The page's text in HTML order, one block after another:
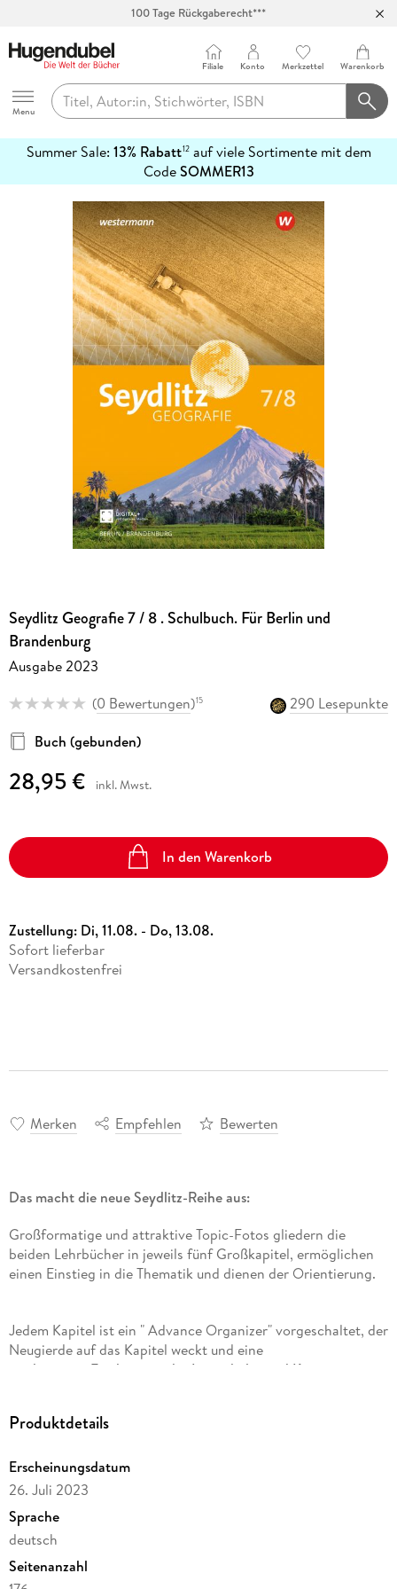
100 Tage Rückgaberecht***
Hugendubel
Menu
Filiale Konto Merkzettel Warenkorb
Summer Sale: 13% Rabatt12auf viele Sortimente mit dem
CodeSOMMER13
erfahren
Seydlitz Geografie 7 / 8 . Schulbuch. Für Berlin und
Brandenburg
Ausgabe 2023
(0 Bewertungen)15
290 Lesepunkte
Buch (gebunden)
28,95 € inkl. Mwst.
In den Warenkorb
Zustellung: Di, 11.08. - Do, 13.08.
Sofort lieferbar
Versandkostenfrei
Merken Empfehlen Bewerten
Das macht die neue Seydlitz-Reihe aus:
Großformatige und attraktive Topic-Fotos gliedern die
beiden Lehrbücher in jeweils fünf Großkapitel, ermöglichen
einen Einstieg in die Thematik und dienen der Orientierung.
Jedem Kapitel ist ein " Advance Organizer" vorgeschaltet, der
Neugierde auf das Kapitel weckt und eine
strukturierte Erarbeitung der Lerninhalte und Kompetenzen
Aktuelle Themen
Globalisierung, Klima und Ressourcen wurden integriert,
Statistiken, Grafiken und Karten grundlegend überarbeitet.
Aktuelle Klimadiagramme mit
Klimadaten der neuen Klimanormalperiode
1991 - 2020 sind enthalten.
Produktdetails
Erscheinungsdatum
26. Juli 2023
Sprache
deutsch
Seitenanzahl